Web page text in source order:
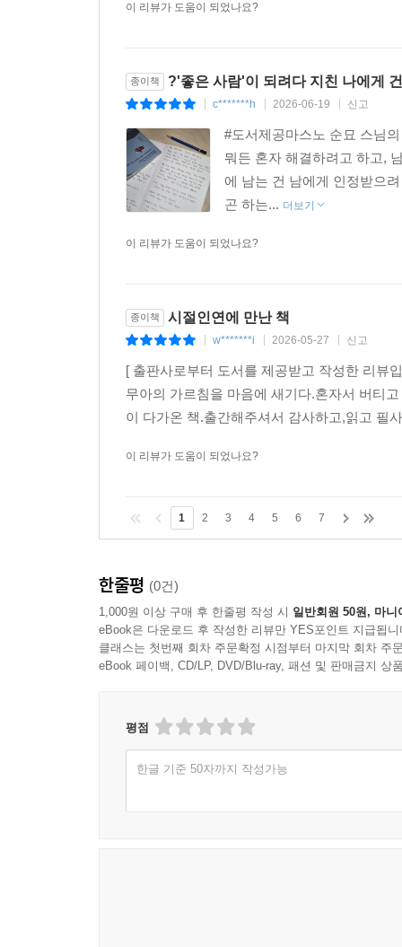
이 리뷰가 도움이 되었나요?
종이책 ?'좋은 사람'이 되려다 지친 나에게
c*******h 2026-06-19 신고
#도서제공마스노 순묘 스님
뭐든 혼자 해결하려고 하고,
에 남는 건 남에게 인정받으
곤 하는... 더보기
이 리뷰가 도움이 되었나요?
종이책 시절인연에 만난 책
w*******i 2026-05-27 신고
[ 출판사로부터 도서를 제공받고 작성한 리뷰
무아의 가르침을 마음에 새기다.혼자서 버티
이 다가온 책.출간해주셔서 감사하고,읽고 필
이 리뷰가 도움이 되었나요?
1 2 3 4 5 6 7
한줄평 (0건)
1,000원 이상 구매 후 한줄평 작성 시 일반회원 50원, 마니
eBook은 다운로드 후 작성한 리뷰만 YES포인트 지급됩니
클래스는 첫번째 회차 주문확정 시점부터 마지막 회차 주
eBook 페이백, CD/LP, DVD/Blu-ray, 패션 및 판매금지 상
평점
한글 기준 50자까지 작성가능